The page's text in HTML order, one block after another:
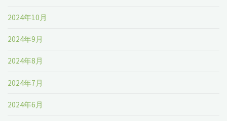
2024年10月
2024年9月
2024年8月
2024年7月
2024年6月